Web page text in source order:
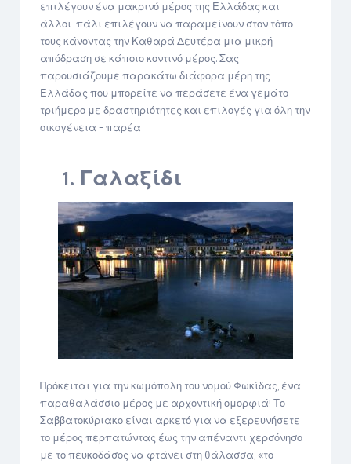
επιλέγουν ένα μακρινό μέρος της Ελλάδας και
άλλοι πάλι επιλέγουν να παραμείνουν στον τόπο
τους κάνοντας την Καθαρά Δευτέρα μια μικρή
απόδραση σε κάποιο κοντινό μέρος. Σας
παρουσιάζουμε παρακάτω διάφορα μέρη της
Ελλάδας που μπορείτε να περάσετε ένα γεμάτο
τριήμερο με δραστηριότητες και επιλογές για όλη την
οικογένεια – παρέα
1. Γαλαξίδι
Πρόκειται για την κωμόπολη του νομού Φωκίδας, ένα
παραθαλάσσιο μέρος με αρχοντική ομορφιά! Το
Σαββατοκύριακο είναι αρκετό για να εξερευνήσετε
το μέρος περπατώντας έως την απέναντι χερσόνησο
με το πευκοδάσος να φτάνει στη θάλασσα, «το